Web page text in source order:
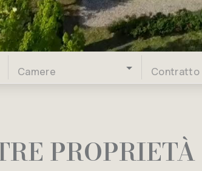
Camere Contratto
PROPRIETÀ